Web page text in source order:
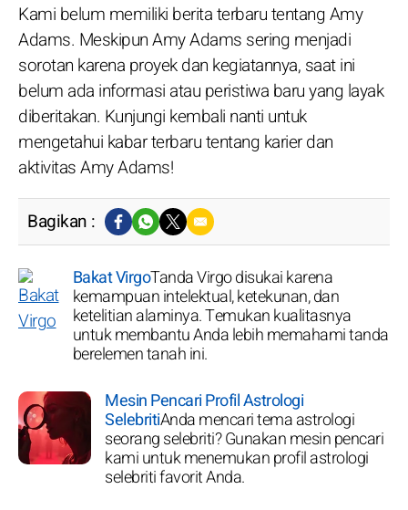
Kami belum memiliki berita terbaru tentang Amy
Adams. Meskipun Amy Adams sering menjadi
sorotan karena proyek dan kegiatannya, saat ini
belum ada informasi atau peristiwa baru yang layak
diberitakan. Kunjungi kembali nanti untuk
mengetahui kabar terbaru tentang karier dan
aktivitas Amy Adams!
Bagikan :
Bakat VirgoTanda Virgo disukai karena
kemampuan intelektual, ketekunan, dan
ketelitian alaminya. Temukan kualitasnya
untuk membantu Anda lebih memahami tanda
berelemen tanah ini.
Mesin Pencari Profil Astrologi
SelebritiAnda mencari tema astrologi
seorang selebriti? Gunakan mesin pencari
kami untuk menemukan profil astrologi
selebriti favorit Anda.